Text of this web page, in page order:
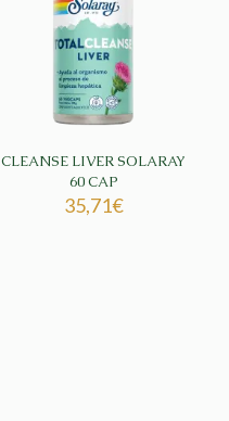
CLEANSE LIVER SOLARAY
60 CAP
35,71€